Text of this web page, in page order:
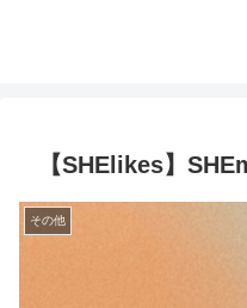
【SHElikes】
その他